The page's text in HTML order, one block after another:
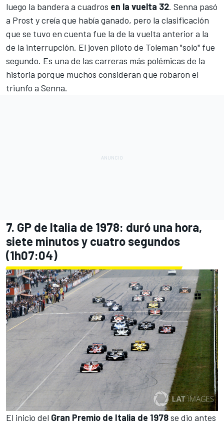
luego la bandera a cuadros en la vuelta 32. Senna pasó
a Prost y creía que había ganado, pero la clasificación
que se tuvo en cuenta fue la de la vuelta anterior a la
de la interrupción. El joven piloto de Toleman "solo" fue
segundo. Es una de las carreras más polémicas de la
historia porque muchos consideran que robaron el
triunfo a Senna.
7. GP de Italia de 1978: duró una hora,
siete minutos y cuatro segundos
(1h07:04)
El inicio del Gran Premio de Italia de 1978se dio antes